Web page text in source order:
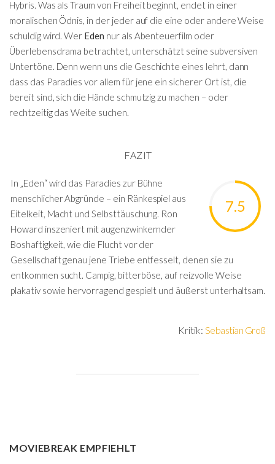
Hybris. Was als Traum von Freiheit beginnt, endet in einer
moralischen Ödnis, in der jeder auf die eine oder andere Weise
schuldig wird. Wer Eden nur als Abenteuerfilm oder
Überlebensdrama betrachtet, unterschätzt seine subversiven
Untertöne. Denn wenn uns die Geschichte eines lehrt, dann
dass das Paradies vor allem für jene ein sicherer Ort ist, die
bereit sind, sich die Hände schmutzig zu machen – oder
rechtzeitig das Weite suchen.
FAZIT
7.5
In „Eden“ wird das Paradies zur Bühne
menschlicher Abgründe – ein Ränkespiel aus
Eitelkeit, Macht und Selbsttäuschung. Ron
Howard inszeniert mit augenzwinkernder
Boshaftigkeit, wie die Flucht vor der
Gesellschaft genau jene Triebe entfesselt, denen sie zu
entkommen sucht. Campig, bitterböse, auf reizvolle Weise
plakativ sowie hervorragend gespielt und äußerst unterhaltsam.
Kritik: Sebastian Groß
MOVIEBREAK EMPFIEHLT